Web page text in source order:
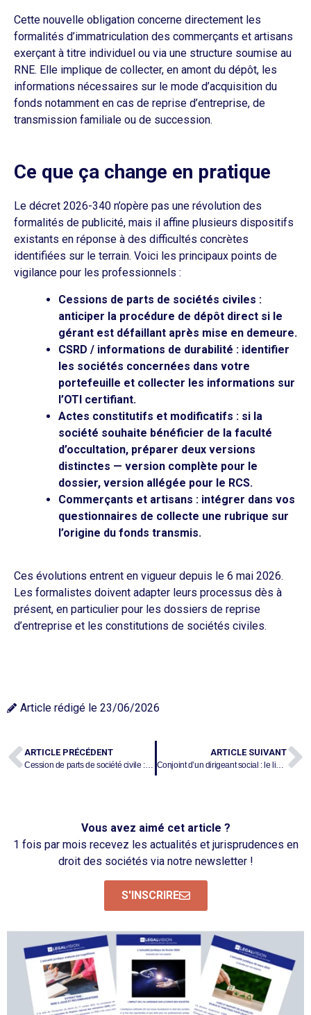
Cette nouvelle obligation concerne directement les
formalités d’immatriculation des commerçants et artisans
exerçant à titre individuel ou via une structure soumise au
RNE. Elle implique de collecter, en amont du dépôt, les
informations nécessaires sur le mode d’acquisition du
fonds notamment en cas de reprise d’entreprise, de
transmission familiale ou de succession.
Ce que ça change en pratique
Le décret 2026-340 n’opère pas une révolution des
formalités de publicité, mais il affine plusieurs dispositifs
existants en réponse à des difficultés concrètes
identifiées sur le terrain. Voici les principaux points de
vigilance pour les professionnels :
Cessions de parts de sociétés civiles :
anticiper la procédure de dépôt direct si le
gérant est défaillant après mise en demeure.
CSRD / informations de durabilité : identifier
les sociétés concernées dans votre
portefeuille et collecter les informations sur
l’OTI certifiant.
Actes constitutifs et modificatifs : si la
société souhaite bénéficier de la faculté
d’occultation, préparer deux versions
distinctes — version complète pour le
dossier, version allégée pour le RCS.
Commerçants et artisans : intégrer dans vos
questionnaires de collecte une rubrique sur
l’origine du fonds transmis.
Ces évolutions entrent en vigueur depuis le 6 mai 2026.
Les formalistes doivent adapter leurs processus dès à
présent, en particulier pour les dossiers de reprise
d’entreprise et les constitutions de sociétés civiles.
Article rédigé le 23/06/2026
ARTICLE PRÉCÉDENT
Cession de parts de société civile : comment la publicité au RCS se simplifie
ARTICLE SUIVANT
Conjoint d’un dirigeant social : le lien de subordination n’est pas une condition du statut de conjoint salarié
Vous avez aimé cet article ?
1 fois par mois recevez les actualités et jurisprudences en
droit des sociétés via notre newsletter !
S'INSCRIRE